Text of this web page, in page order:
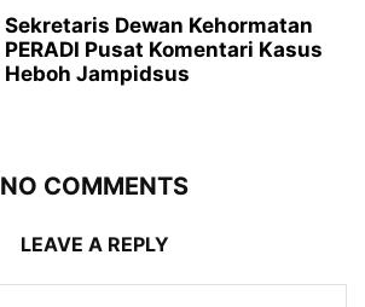
Sekretaris Dewan Kehormatan
PERADI Pusat Komentari Kasus
Heboh Jampidsus
NO COMMENTS
LEAVE A REPLY